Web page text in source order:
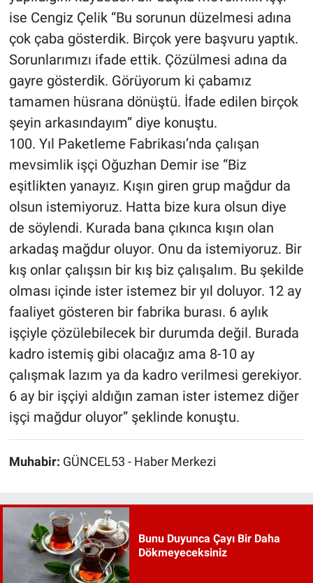
ise Cengiz Çelik “Bu sorunun düzelmesi adına
çok çaba gösterdik. Birçok yere başvuru yaptık.
Sorunlarımızı ifade ettik. Çözülmesi adına da
gayre gösterdik. Görüyorum ki çabamız
tamamen hüsrana dönüştü. İfade edilen birçok
şeyin arkasındayım” diye konuştu.
100. Yıl Paketleme Fabrikası’nda çalışan
mevsimlik işçi Oğuzhan Demir ise “Biz
eşitlikten yanayız. Kışın giren grup mağdur da
olsun istemiyoruz. Hatta bize kura olsun diye
de söylendi. Kurada bana çıkınca kışın olan
arkadaş mağdur oluyor. Onu da istemiyoruz. Bir
kış onlar çalışsın bir kış biz çalışalım. Bu şekilde
olması içinde ister istemez bir yıl doluyor. 12 ay
faaliyet gösteren bir fabrika burası. 6 aylık
işçiyle çözülebilecek bir durumda değil. Burada
kadro istemiş gibi olacağız ama 8-10 ay
çalışmak lazım ya da kadro verilmesi gerekiyor.
6 ay bir işçiyi aldığın zaman ister istemez diğer
işçi mağdur oluyor” şeklinde konuştu.
Muhabir: GÜNCEL53 - Haber Merkezi
Bunu Duyunca Çayı Bir Daha
Dökmeyeceksiniz